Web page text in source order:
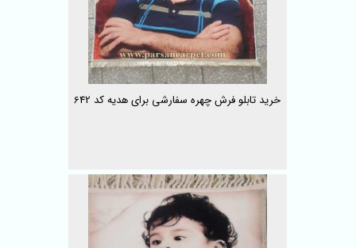
خرید تابلو فرش چهره سفارشی برای هدیه کد 642